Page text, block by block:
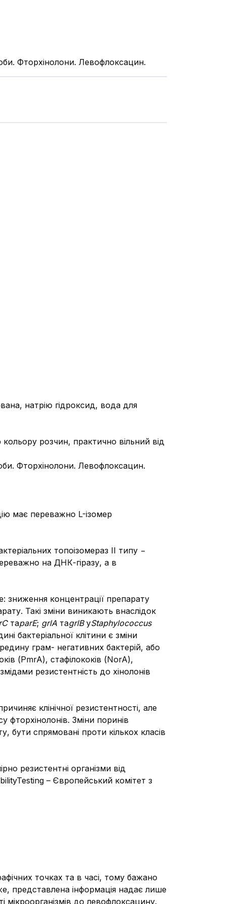
Фторхінолони. Левофлоксацин.
натрію гідроксид, вода для
розчин, практично вільний від
Фторхінолони. Левофлоксацин.
має переважно L-ізомер
топоізомераз II типу −
на ДНК-гіразу, а в
зниження концентрації препарату
Такі зміни виникають внаслідок
таparE; grlA таgrlBуStaphylococcus
бактеріальної клітини є зміни
грам- негативних бактерій, або
(PmrA), стафілококів (NorA),
резистентність до хінолонів
клінічної резистентності, але
фторхінолонів. Зміни поринів
бути спрямовані проти кількох класів
резистентні організми від
– Європейський комітет з
точках та в часі, тому бажано
представлена інформація надає лише
мікроорганізмів до левофлоксацину.